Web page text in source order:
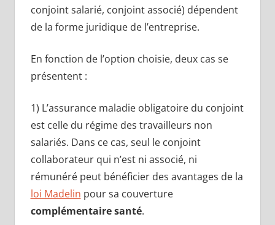
conjoint salarié, conjoint associé) dépendent
de la forme juridique de l’entreprise.
En fonction de l’option choisie, deux cas se
présentent :
1) L’assurance maladie obligatoire du conjoint
est celle du régime des travailleurs non
salariés. Dans ce cas, seul le conjoint
collaborateur qui n’est ni associé, ni
rémunéré peut bénéficier des avantages de la
loi Madelin pour sa couverture
complémentaire santé.